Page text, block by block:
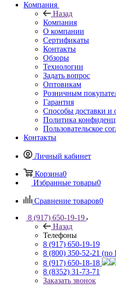
Компания
Назад
Компания
О компании
Сертификаты
Контакты
Обзоры
Технологии
Задать вопрос
Оптовикам
Розничным
Гарантия
Способы доставки и
Политика
Пользовательское
Контакты
Личный кабинет
Корзина0
Избранные товары0
Сравнение товаров0
8 (917) 650-19-19
Назад
Телефоны
8 (917) 650-19-19
8 (800) 350-52-21 (по
8 (917) 650-18-18
8 (8352) 31-73-71
Заказать звонок